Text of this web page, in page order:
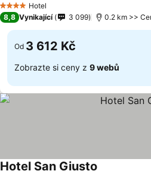
4 Počet hvězdiček
Hotel
8,8 Vynikající 3 099 0.2 km >>
Od 3 612 Kč
Zobrazte si ceny z 9 webů
Hotel San Giusto